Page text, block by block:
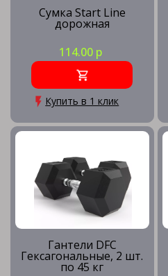
Сумка Start Line
дорожная
114.00 р
Купить в 1 клик
Гантели DFC
Гексагональные, 2 шт.
по 45 кг